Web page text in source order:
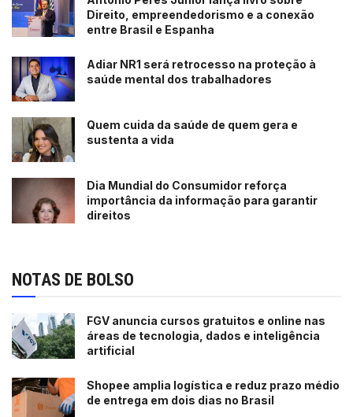
Direito, empreendedorismo e a conexão
entre Brasil e Espanha
Adiar NR1 será retrocesso na proteção à
saúde mental dos trabalhadores
Quem cuida da saúde de quem gera e
sustenta a vida
Dia Mundial do Consumidor reforça
importância da informação para garantir
direitos
NOTAS DE BOLSO
FGV anuncia cursos gratuitos e online nas
áreas de tecnologia, dados e inteligência
artificial
Shopee amplia logística e reduz prazo médio
de entrega em dois dias no Brasil